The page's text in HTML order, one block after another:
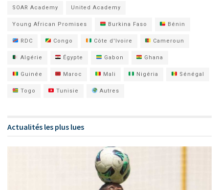
SOAR Academy United Academy
Young African Promises Burkina Faso Bénin
RDC Congo Côte d'Ivoire Cameroun
Algérie Égypte Gabon Ghana
Guinée Maroc Mali Nigéria Sénégal
Togo Tunisie Autres
Actualités les plus lues